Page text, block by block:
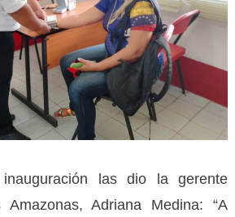
las dio la gerente
Adriana Medina: “A